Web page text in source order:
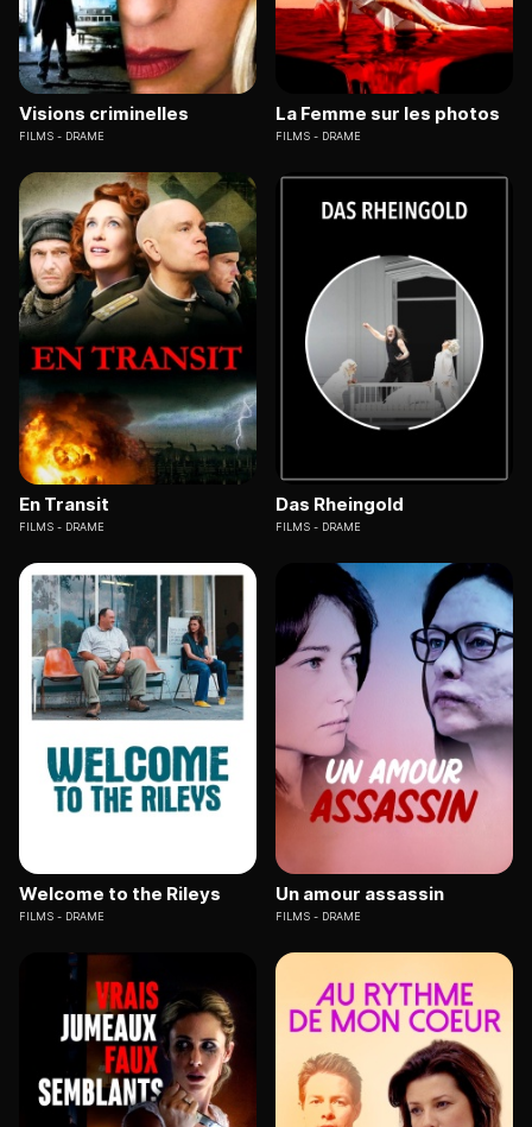
Visions criminelles
FILMS DRAME
La Femme sur les photos
FILMS DRAME
En Transit
FILMS DRAME
Das Rheingold
FILMS DRAME
Welcome to the Rileys
FILMS DRAME
Un amour assassin
FILMS DRAME